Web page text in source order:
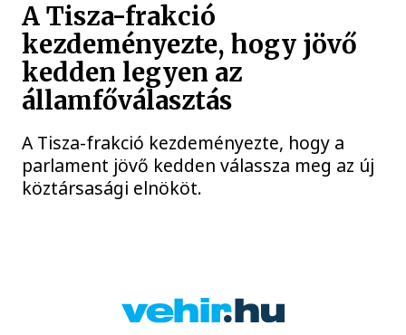
A Tisza-frakció
kezdeményezte, hogy jövő
kedden legyen az
államfőválasztás
A Tisza-frakció kezdeményezte, hogy a
parlament jövő kedden válassza meg az új
köztársasági elnököt.